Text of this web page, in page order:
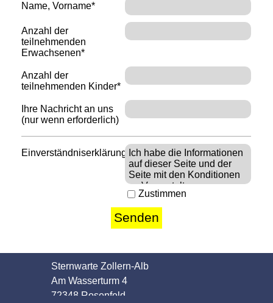
Name, Vorname*
Anzahl der
teilnehmenden
Erwachsenen*
Anzahl der
teilnehmenden Kinder*
Ihre Nachricht an uns
(nur wenn erforderlich)
Einverständniserklärung*
Zustimmen
Sternwarte Zollern-Alb
Am Wasserturm 4
72348 Rosenfeld